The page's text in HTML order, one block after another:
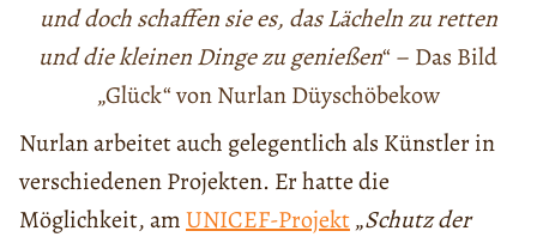
und doch schaffen sie es, das Lächeln zu retten
und die kleinen Dinge zu genießen“ – Das Bild
„Glück“ von Nurlan Düyschöbekow
Nurlan arbeitet auch gelegentlich als Künstler in
verschiedenen Projekten. Er hatte die
Möglichkeit, amUNICEF-Projekt„Schutz der